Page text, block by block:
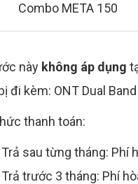
Combo META 150
này không áp dụng
đi kèm: ONT Dual
thanh toán:
Trả sau từng tháng: Phí
Trả trước 3 tháng: Phí